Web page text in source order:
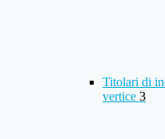
Titolari di
vertice 3